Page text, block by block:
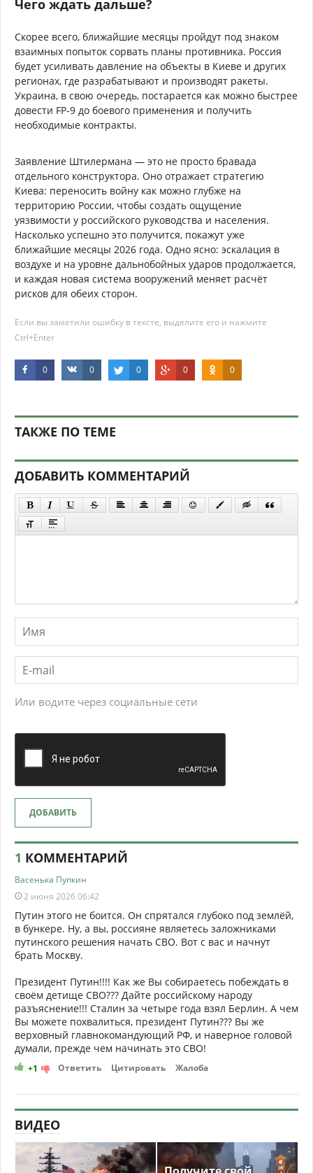
Чего ждать дальше?
Скорее всего, ближайшие месяцы пройдут под знаком
взаимных попыток сорвать планы противника. Россия
будет усиливать давление на объекты в Киеве и других
регионах, где разрабатывают и производят ракеты.
Украина, в свою очередь, постарается как можно быстрее
довести FP-9 до боевого применения и получить
необходимые контракты.
Заявление Штилермана — это не просто бравада
отдельного конструктора. Оно отражает стратегию
Киева: переносить войну как можно глубже на
территорию России, чтобы создать ощущение
уязвимости у российского руководства и населения.
Насколько успешно это получится, покажут уже
ближайшие месяцы 2026 года. Одно ясно: эскалация в
воздухе и на уровне дальнобойных ударов продолжается,
и каждая новая система вооружений меняет расчёт
рисков для обеих сторон.
Если вы заметили ошибку в тексте, выделите его и нажмите
Ctrl+Enter
0 0 0 0 0
ТАКЖЕ ПО ТЕМЕ
ДОБАВИТЬ КОММЕНТАРИЙ
Или водите через социальные сети
ДОБАВИТЬ
1 КОММЕНТАРИЙ
Васенька Пупкин
2 июня 2026 06:42
Путин этого не боится. Он спрятался глубоко под землёй,
в бункере. Ну, а вы, россияне являетесь заложниками
путинского решения начать СВО. Вот с вас и начнут
брать Москву.
Президент Путин!!!! Как же Вы собираетесь побеждать в
своём детище СВО??? Дайте российскому народу
разъяснение!!! Сталин за четыре года взял Берлин. А чем
Вы можете похвалиться, президент Путин??? Вы же
верховный главнокомандующий РФ, и наверное головой
думали, прежде чем начинать это СВО!
+1 Ответить Цитировать Жалоба
ВИДЕО